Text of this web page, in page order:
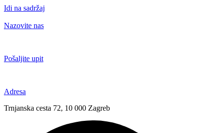
Idi na sadržaj
Nazovite nas
Pošaljite upit
Adresa
Trnjanska cesta 72, 10 000 Zagreb